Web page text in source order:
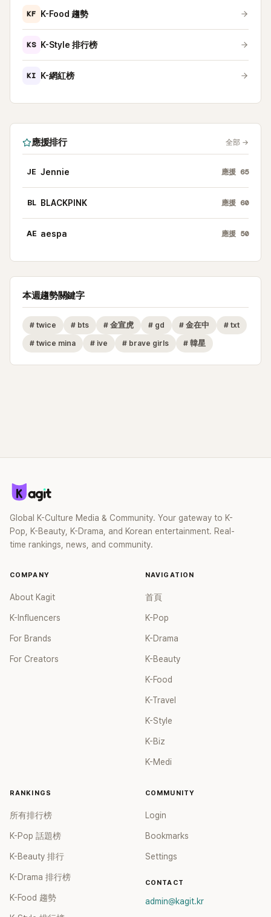
KF K-Food 趨勢
KS K-Style 排行榜
KI K-網紅榜
應援排行 全部 →
JE Jennie 應援 65
BL BLACKPINK 應援 60
AE aespa 應援 50
本週趨勢關鍵字
# twice # bts # 金宣虎 # gd # 金在中 # txt
# twice mina # ive # brave girls # 韓星
Global K-Culture Media & Community. Your gateway to K-
Pop, K-Beauty, K-Drama, and Korean entertainment. Real-
time rankings, news, and community.
COMPANY
About Kagit
K-Influencers
For Brands
For Creators
NAVIGATION
首頁
K-Pop
K-Drama
K-Beauty
K-Food
K-Travel
K-Style
K-Biz
K-Medi
RANKINGS
所有排行榜
K-Pop 話題榜
K-Beauty 排行
K-Drama 排行榜
K-Food 趨勢
COMMUNITY
Login
Bookmarks
Settings
CONTACT
admin@kagit.kr